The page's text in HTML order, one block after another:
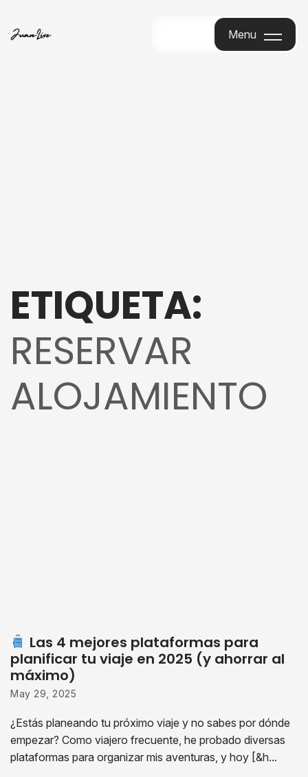
Menu
ETIQUETA:
RESERVAR
ALOJAMIENTO
Las 4 mejores plataformas para
planificar tu viaje en 2025 (y ahorrar al
máximo)
May 29, 2025
¿Estás planeando tu próximo viaje y no sabes por dónde
empezar? Como viajero frecuente, he probado diversas
plataformas para organizar mis aventuras, y hoy [&h...